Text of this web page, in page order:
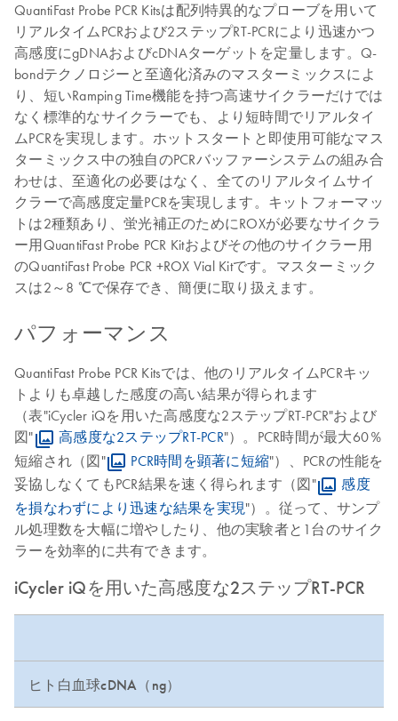
QuantiFast Probe PCR Kitsは配列特異的なプローブを用いて
リアルタイムPCRおよび2ステップRT-PCRにより迅速かつ
高感度にgDNAおよびcDNAターゲットを定量します。Q-
bondテクノロジーと至適化済みのマスターミックスによ
り、短いRamping Time機能を持つ高速サイクラーだけでは
なく標準的なサイクラーでも、より短時間でリアルタイ
ムPCRを実現します。ホットスタートと即使用可能なマス
ターミックス中の独自のPCRバッファーシステムの組み合
わせは、至適化の必要はなく、全てのリアルタイムサイ
クラーで高感度定量PCRを実現します。キットフォーマッ
トは2種類あり、蛍光補正のためにROXが必要なサイクラ
ー用QuantiFast Probe PCR Kitおよびその他のサイクラー用
のQuantiFast Probe PCR +ROX Vial Kitです。マスターミック
スは2～8 ℃で保存でき、簡便に取り扱えます。
パフォーマンス
QuantiFast Probe PCR Kitsでは、他のリアルタイムPCRキッ
トよりも卓越した感度の高い結果が得られます
（表"iCycler iQを用いた高感度な2ステップRT-PCR"および
図"
高感度な2ステップRT-PCR"）。PCR時間が最大60％
短縮され（図"
PCR時間を顕著に短縮"）、PCRの性能を
妥協しなくてもPCR結果を速く得られます（図"
感度
を損なわずにより迅速な結果を実現"）。従って、サンプ
ル処理数を大幅に増やしたり、他の実験者と1台のサイク
ラーを効率的に共有できます。
iCycler iQを用いた高感度な2ステップRT-PCR
ヒト白血球cDNA（ng）